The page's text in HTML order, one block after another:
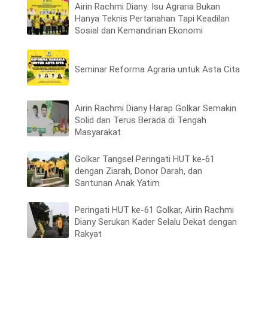
Airin Rachmi Diany: Isu Agraria Bukan
Hanya Teknis Pertanahan Tapi Keadilan
Sosial dan Kemandirian Ekonomi
Seminar Reforma Agraria untuk Asta Cita
Airin Rachmi Diany Harap Golkar Semakin
Solid dan Terus Berada di Tengah
Masyarakat
Golkar Tangsel Peringati HUT ke-61
dengan Ziarah, Donor Darah, dan
Santunan Anak Yatim
Peringati HUT ke-61 Golkar, Airin Rachmi
Diany Serukan Kader Selalu Dekat dengan
Rakyat